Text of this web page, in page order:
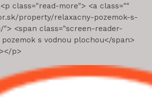
class="read-more"> <a class=""
property/relaxacny-pozemok-s-
<span class="screen-reader-
s vodnou plochou</span>
p>